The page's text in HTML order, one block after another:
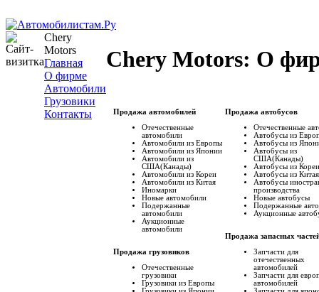
Chery
Motors
Главная
О фирме
Автомобили
Грузовики
Контакты
Chery Motors: О
Продажа автомобилей
Отечественные
автомобили
Автомобили из Европы
Автомобили из Японии
Автомобили из
США(Канады)
Автомобили из Кореи
Автомобили из Китая
Иномарки
Новые автомобили
Подержанные
автомобили
Аукционные
автомобили
Продажа грузовиков
Отечественные
грузовики
Грузовики из Европы
Продажа автобусов
Отечественные
Автобусы из
Автобусы из
Автобусы из
США(Канады)
Автобусы из Кореи
Автобусы из Китая
Автобусы
производства
Новые автобусы
Подержанные
Аукционные
Продажа запасных
Запчасти для
отечественных
автомобилей
Запчасти для
автомобилей